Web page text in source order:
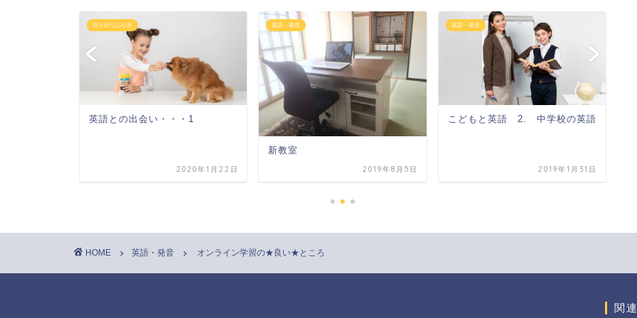
日々のつぶやき
英語との出会い・・・1
2020年1月22日
英語・発音
新教室
2019年8月5日
英語・発音
こどもと英語 2. 中学校の英語
2019年1月31日
HOME 英語・発音 オンライン学習の★良い★ところ
関